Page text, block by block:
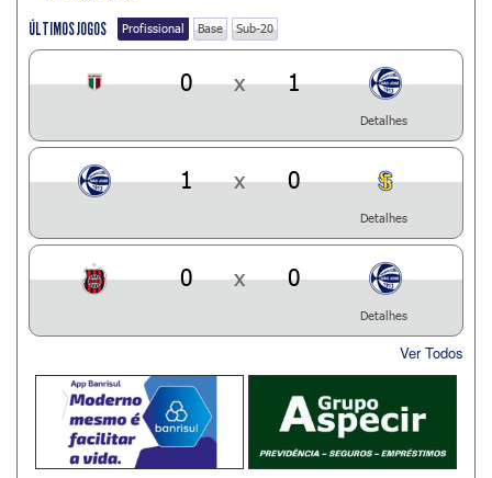
ÚLTIMOS JOGOS Profissional Base Sub-20
0 x 1
Detalhes
1 x 0
Detalhes
0 x 0
Detalhes
Ver Todos